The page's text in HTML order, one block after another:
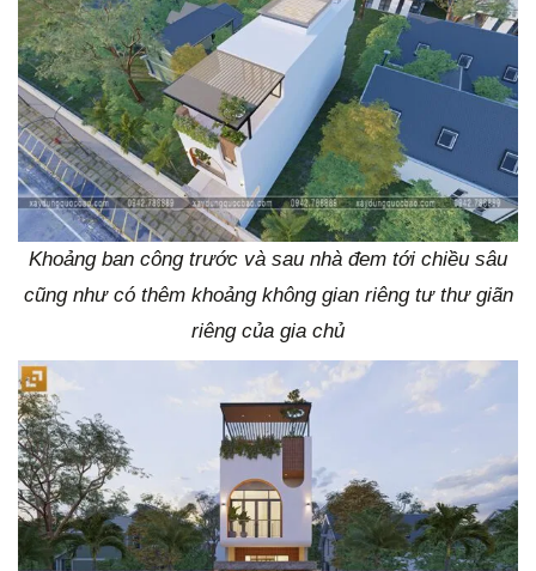
Khoảng ban công trước và sau nhà đem tới chiều sâu
cũng như có thêm khoảng không gian riêng tư thư giãn
riêng của gia chủ